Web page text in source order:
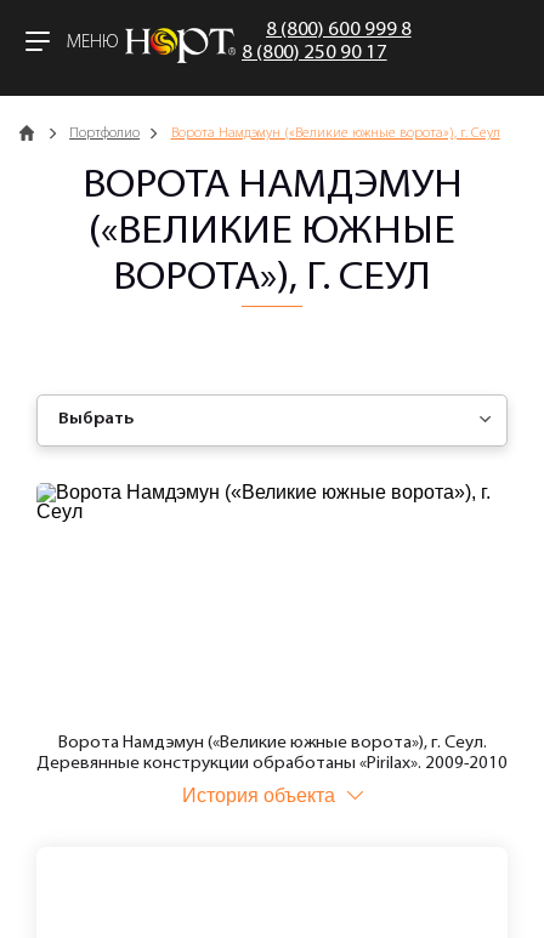
МЕНЮ
8 (800) 600 999 8
8 (800) 250 90 17
Главная Портфолио Ворота Намдэмун («Великие южные ворота»), г. Сеул
ВОРОТА НАМДЭМУН
(«ВЕЛИКИЕ ЮЖНЫЕ
ВОРОТА»), Г. СЕУЛ
Выбрать
Ворота Намдэмун («Великие южные ворота»), г. Сеул.
Деревянные конструкции обработаны «Pirilax». 2009-2010
История объекта